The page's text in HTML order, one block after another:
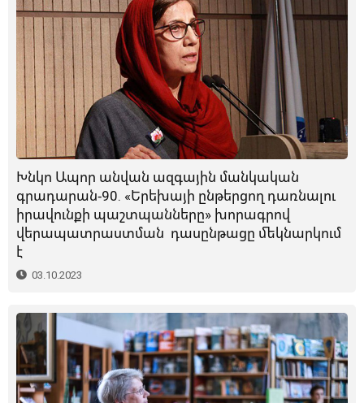
Խնկո Ապոր անվան ազգային մանկական
գրադարան-90. «Երեխայի ընթերցող դառնալու
իրավունքի պաշտպանները» խորագրով
վերապատրաստման դասընթացը մեկնարկում
է
03.10.2023